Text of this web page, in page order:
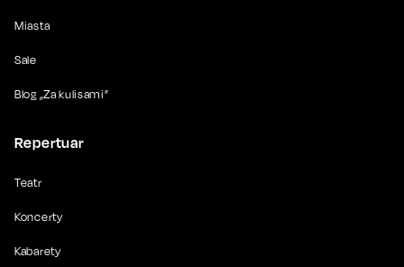
Miasta
Sale
Blog „Za kulisami”
Repertuar
Teatr
Koncerty
Kabarety